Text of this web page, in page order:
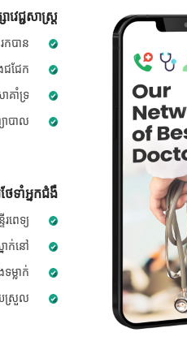
េជ្ជសាស្ត្រ
កបាន
ជែក
គាំទ្រ
ាបាល
ថែទាំអ្នកជំងឺ
ពេទ្យ
ាក់នៅ
ម្លាក់
ស្រួល